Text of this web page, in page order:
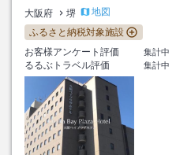
大阪府 堺
地図
ふるさと納税対象施設
お客様アンケート評価
集計中
るるぶトラベル評価 集計中